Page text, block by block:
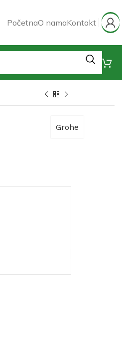
PočetnaO namaKontakt
Grohe